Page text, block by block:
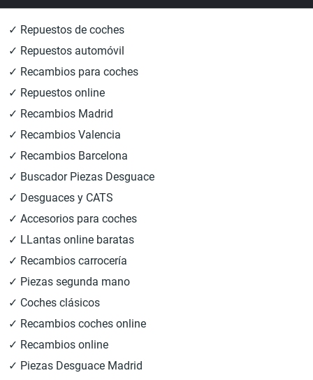
✓ Repuestos de coches
✓ Repuestos automóvil
✓ Recambios para coches
✓ Repuestos online
✓ Recambios Madrid
✓ Recambios Valencia
✓ Recambios Barcelona
✓ Buscador Piezas Desguace
✓ Desguaces y CATS
✓ Accesorios para coches
✓ LLantas online baratas
✓ Recambios carrocería
✓ Piezas segunda mano
✓ Coches clásicos
✓ Recambios coches online
✓ Recambios online
✓ Piezas Desguace Madrid